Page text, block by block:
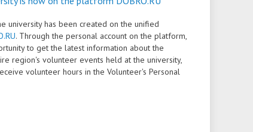
university has been created on the unified
. Through the personal account on the platform,
to get the latest information about the
region's volunteer events held at the university,
volunteer hours in the Volunteer's Personal